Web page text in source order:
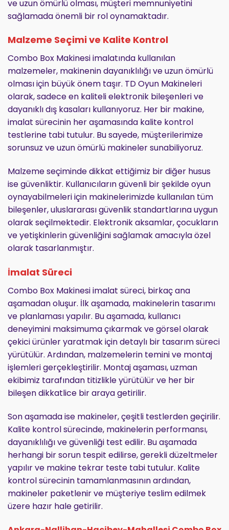
ve uzun ömürlü olması, müşteri memnuniyetini
sağlamada önemli bir rol oynamaktadır.
Malzeme Seçimi ve Kalite Kontrol
Combo Box Makinesi imalatında kullanılan
malzemeler, makinenin dayanıklılığı ve uzun ömürlü
olması için büyük önem taşır. TD Oyun Makineleri
olarak, sadece en kaliteli elektronik bileşenleri ve
dayanıklı dış kasaları kullanıyoruz. Her bir makine,
imalat sürecinin her aşamasında kalite kontrol
testlerine tabi tutulur. Bu sayede, müşterilerimize
sorunsuz ve uzun ömürlü makineler sunabiliyoruz.
Malzeme seçiminde dikkat ettiğimiz bir diğer husus
ise güvenliktir. Kullanıcıların güvenli bir şekilde oyun
oynayabilmeleri için makinelerimizde kullanılan tüm
bileşenler, uluslararası güvenlik standartlarına uygun
olarak seçilmektedir. Elektronik aksamlar, çocukların
ve yetişkinlerin güvenliğini sağlamak amacıyla özel
olarak tasarlanmıştır.
İmalat Süreci
Combo Box Makinesi imalat süreci, birkaç ana
aşamadan oluşur. İlk aşamada, makinelerin tasarımı
ve planlaması yapılır. Bu aşamada, kullanıcı
deneyimini maksimuma çıkarmak ve görsel olarak
çekici ürünler yaratmak için detaylı bir tasarım süreci
yürütülür. Ardından, malzemelerin temini ve montaj
işlemleri gerçekleştirilir. Montaj aşaması, uzman
ekibimiz tarafından titizlikle yürütülür ve her bir
bileşen dikkatlice bir araya getirilir.
Son aşamada ise makineler, çeşitli testlerden geçirilir.
Kalite kontrol sürecinde, makinelerin performansı,
dayanıklılığı ve güvenliği test edilir. Bu aşamada
herhangi bir sorun tespit edilirse, gerekli düzeltmeler
yapılır ve makine tekrar teste tabi tutulur. Kalite
kontrol sürecinin tamamlanmasının ardından,
makineler paketlenir ve müşteriye teslim edilmek
üzere hazır hale getirilir.